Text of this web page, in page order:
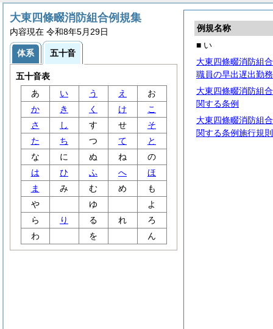
例規名称
■ い
大東四條畷消防組
職員の早出遅出勤
大東四條畷消防組
関する条例
大東四條畷消防組
関する条例施行規則
大東四條畷消防組合例規集
内容現在 令和8年5月29日
体系 五十音
五十音表
あ
い う え
お
か
き く け
こ
さ
し す せ
そ
た
ち つ て
と
な
に ぬ ね
の
は
ひ ふ へ
ほ
ま
み む め
も
や
ゆ
よ
ら
り る れ
ろ
わ
を ん